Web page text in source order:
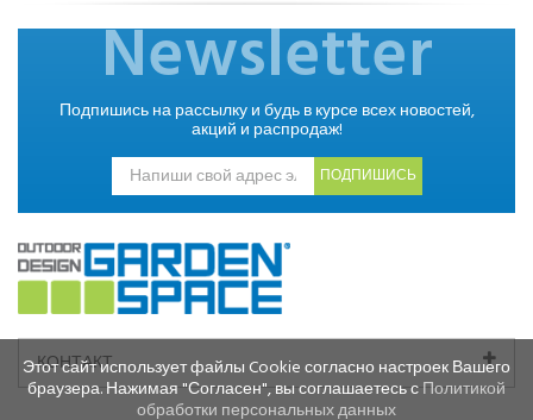
Newsletter
Подпишись на рассылку и будь в курсе всех новостей,
акций и распродаж!
ПОДПИШИСЬ
КОНТАКТ
Этот сайт использует файлы Cookie согласно настроек Вашего
браузера. Нажимая "Согласен", вы соглашаетесь сПолитикой
обработки персональных данных